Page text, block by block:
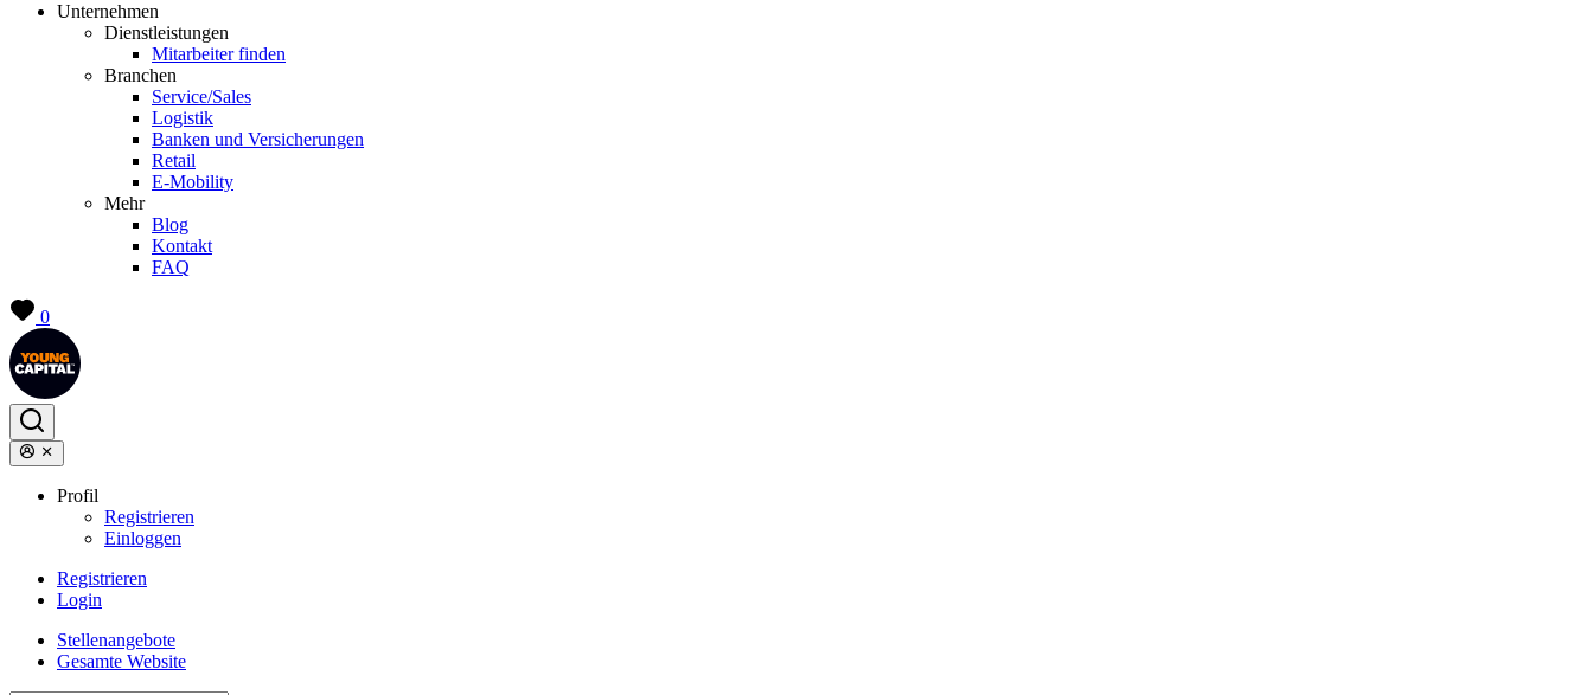
Unternehmen
Dienstleistungen
Mitarbeiter finden
Branchen
Service/Sales
Logistik
Banken und Versicherungen
Retail
E-Mobility
Mehr
Blog
Kontakt
FAQ
0
Profil
Registrieren
Einloggen
Registrieren
Login
Stellenangebote
Gesamte Website